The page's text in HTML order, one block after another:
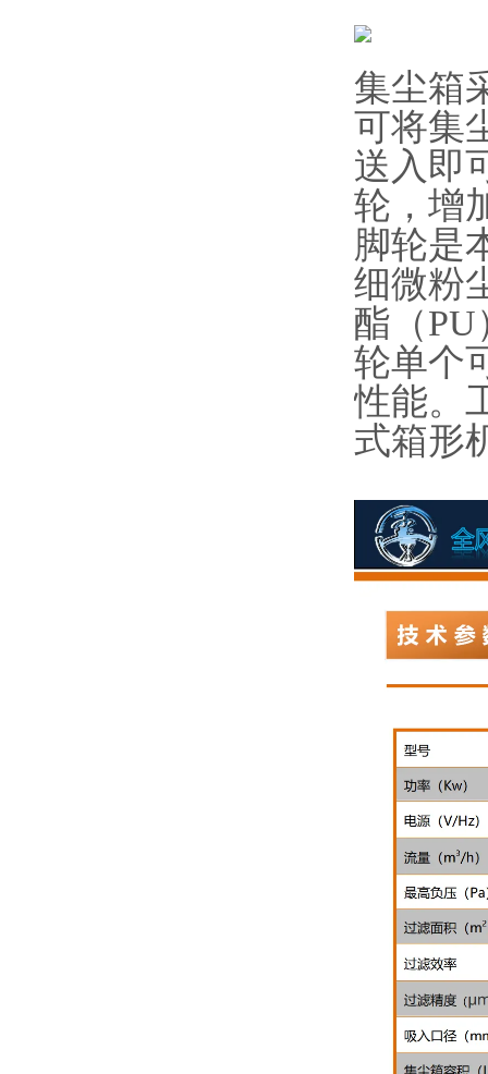
集尘箱
可将集
送入即
轮，增
脚轮是
细微粉
酯（
轮单个
性能。
式箱形